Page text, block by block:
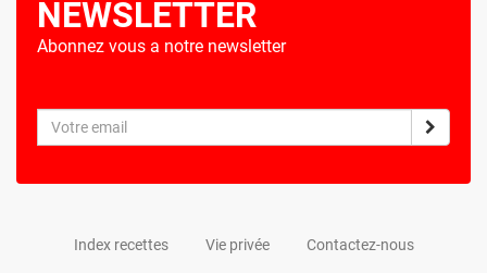
NEWSLETTER
Abonnez vous a notre newsletter
Index recettes Vie privée Contactez-nous